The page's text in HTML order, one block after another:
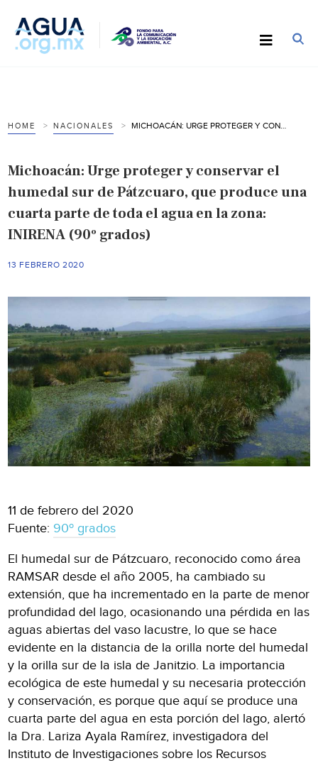
HOME NACIONALES
Michoacán: Urge proteger y conservar el
humedal sur de Pátzcuaro, que produce una
cuarta parte de toda el agua en la zona:
INIRENA (90º grados)
13 FEBRERO 2020
11 de febrero del 2020
Fuente: 90º grados
El humedal sur de Pátzcuaro, reconocido como área
RAMSAR desde el año 2005, ha cambiado su
extensión, que ha incrementado en la parte de menor
profundidad del lago, ocasionando una pérdida en las
aguas abiertas del vaso lacustre, lo que se hace
evidente en la distancia de la orilla norte del humedal
y la orilla sur de la isla de Janitzio. La importancia
ecológica de este humedal y su necesaria protección
y conservación, es porque que aquí se produce una
cuarta parte del agua en esta porción del lago, alertó
la Dra. Lariza Ayala Ramírez, investigadora del
Instituto de Investigaciones sobre los Recursos